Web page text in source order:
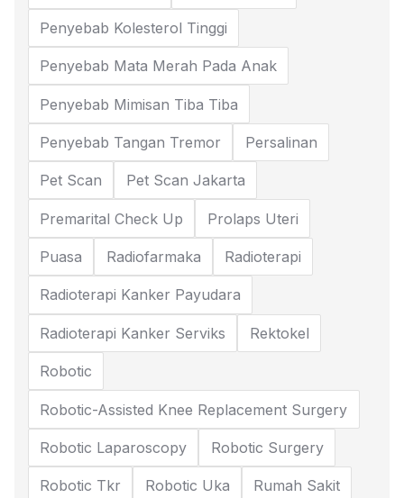
Penyebab Kolesterol Tinggi
Penyebab Mata Merah Pada Anak
Penyebab Mimisan Tiba Tiba
Penyebab Tangan Tremor Persalinan
Pet Scan Pet Scan Jakarta
Premarital Check Up Prolaps Uteri
Puasa Radiofarmaka Radioterapi
Radioterapi Kanker Payudara
Radioterapi Kanker Serviks Rektokel
Robotic
Robotic-Assisted Knee Replacement Surgery
Robotic Laparoscopy Robotic Surgery
Robotic Tkr Robotic Uka Rumah Sakit